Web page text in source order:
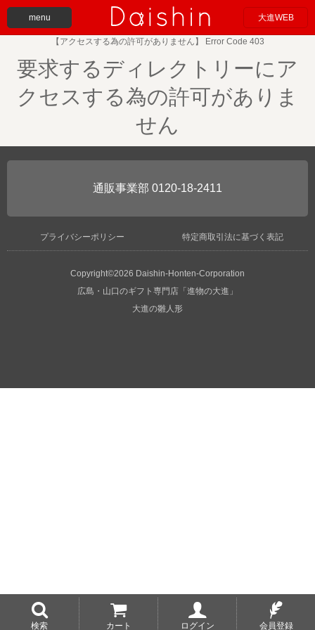
menu 大進WEB
検索 カート ログイン 会員登録
【アクセスする為の許可がありません】 Error Code 403
要求するディレクトリーにア
クセスする為の許可がありま
せん
0120-18-2411
プライバシーポリシー 特定商取引法に基づく表記
Copyright©2026 Daishin-Honten-Corporation
広島・山口のギフト専門店「進物の大進」
大進の雛人形